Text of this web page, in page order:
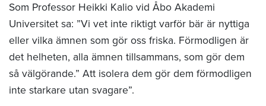
Som Professor Heikki Kalio vid Åbo Akademi
Universitet sa: ”Vi vet inte riktigt varför bär är nyttiga
eller vilka ämnen som gör oss friska. Förmodligen är
det helheten, alla ämnen tillsammans, som gör dem
så välgörande.” Att isolera dem gör dem förmodligen
inte starkare utan svagare”.